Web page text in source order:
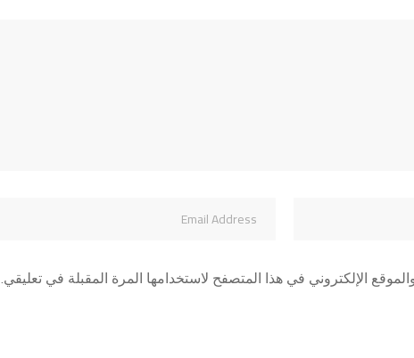
الإلكتروني في هذا المتصفح لاستخدامها المرة المقبلة في تعليقي.